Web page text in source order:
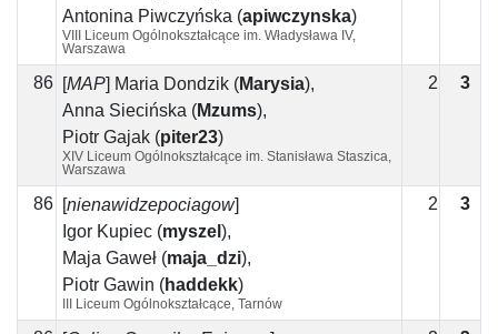
Antonina Piwczyńska (apiwczynska)
VIII Liceum Ogólnokształcące im. Władysława IV,
Warszawa
86 [MAP] Maria Dondzik (Marysia),
Anna Siecińska (Mzums),
Piotr Gajak (piter23)
XIV Liceum Ogólnokształcące im. Stanisława Staszica,
Warszawa
2 3
86 [nienawidzepociagow]
Igor Kupiec (myszel ),
Maja Gaweł (maja_dzi),
Piotr Gawin (haddekk)
III Liceum Ogólnokształcące, Tarnów
2 3